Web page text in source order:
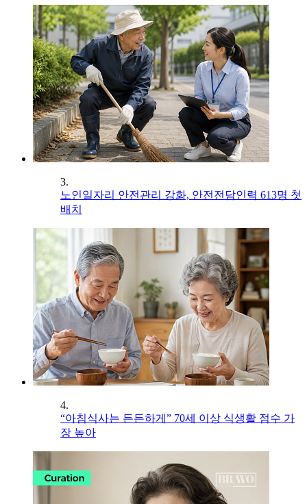
3.
노인일자리 안전관리 강화, 안전전담인력 613명 첫
배치
4.
“아침식사는 든든하게” 70세 이상 식생활 점수 가
장 높아